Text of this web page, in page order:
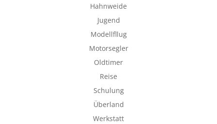
Hahnweide
Jugend
Modellfllug
Motorsegler
Oldtimer
Reise
Schulung
Überland
Werkstatt